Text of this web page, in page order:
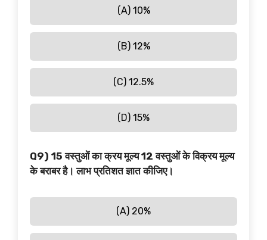
(A) 10%
(B) 12%
(C) 12.5%
(D) 15%
Q9) 15 वस्तुओं का क्रय मूल्य 12 वस्तुओं के विक्रय मूल्य
के बराबर है। लाभ प्रतिशत ज्ञात कीजिए।
(A) 20%